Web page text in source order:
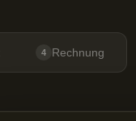
4 Rechnung